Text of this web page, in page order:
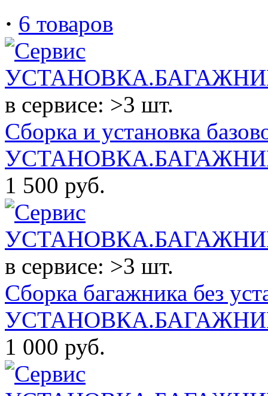
· 6 товаров
в сервисе: >3 шт.
Сборка и установка
1 500 руб.
в сервисе: >3 шт.
Сборка багажника без
1 000 руб.